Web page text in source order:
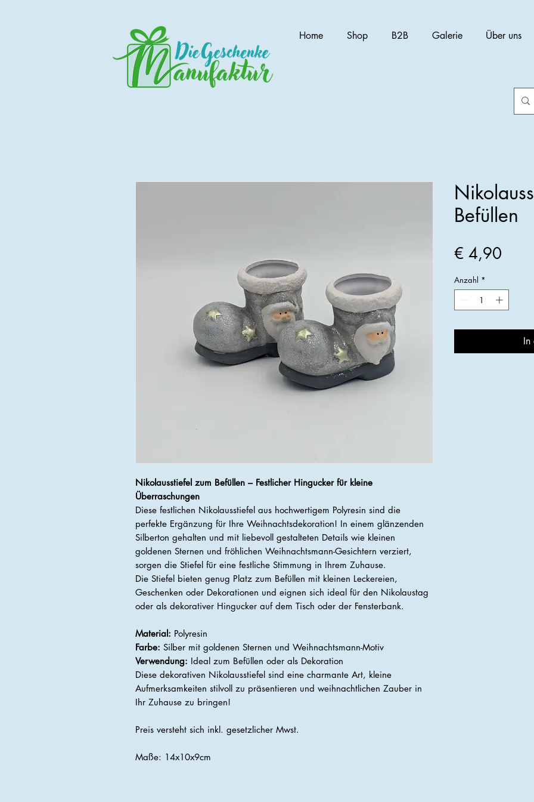
Home Shop B2B Galerie Über uns
Nikolausstiefel zum Befüllen – Festlicher Hingucker für kleine
Überraschungen
Diese festlichen Nikolausstiefel aus hochwertigem Polyresin sind die
perfekte Ergänzung für Ihre Weihnachtsdekoration! In einem glänzenden
Silberton gehalten und mit liebevoll gestalteten Details wie kleinen
goldenen Sternen und fröhlichen Weihnachtsmann-Gesichtern verziert,
sorgen die Stiefel für eine festliche Stimmung in Ihrem Zuhause.
Die Stiefel bieten genug Platz zum Befüllen mit kleinen Leckereien,
Geschenken oder Dekorationen und eignen sich ideal für den Nikolaustag
oder als dekorativer Hingucker auf dem Tisch oder der Fensterbank.
Material: Polyresin
Farbe: Silber mit goldenen Sternen und Weihnachtsmann-Motiv
Verwendung: Ideal zum Befüllen oder als Dekoration
Diese dekorativen Nikolausstiefel sind eine charmante Art, kleine
Aufmerksamkeiten stilvoll zu präsentieren und weihnachtlichen Zauber in
Ihr Zuhause zu bringen!
Preis versteht sich inkl. gesetzlicher Mwst.
Maße: 14x10x9cm
Befüllen
€ 4,90
Anzahl *
In